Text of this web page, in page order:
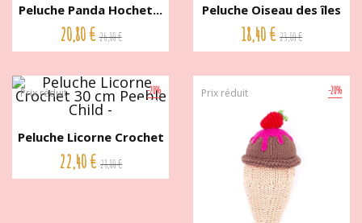
Peluche Panda Hochet...
20,80 € 26,00 €
Peluche Oiseau des îles
20...
18,40 € 23,00 €
-20%
Prix réduit
Peluche Licorne Crochet
30...
22,40 € 28,00 €
-20%
Prix réduit